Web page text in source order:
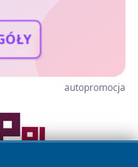
autopromocja